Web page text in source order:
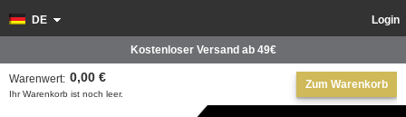
Login
DE
Zum Warenkorb
Ihr Warenkorb ist noch leer.
Warenwert: 0,00 €
Kostenloser Versand ab 49€